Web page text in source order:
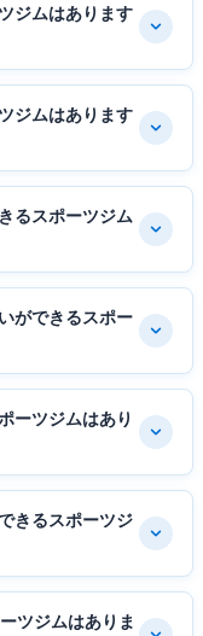
ジムはあります
ジムはあります
るスポーツジム
ができるスポー
ーツジムはあり
きるスポーツジ
ツジムはありま